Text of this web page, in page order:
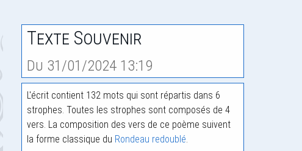
Texte Souvenir
Du 31/01/2024 13:19
L'écrit contient 132 mots qui sont répartis dans 6
strophes. Toutes les strophes sont composés de 4
vers. La composition des vers de ce poème suivent
la forme classique du Rondeau redoublé.